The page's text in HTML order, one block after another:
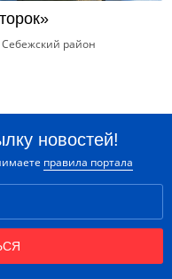
Себежский район
новостей!
правила портала